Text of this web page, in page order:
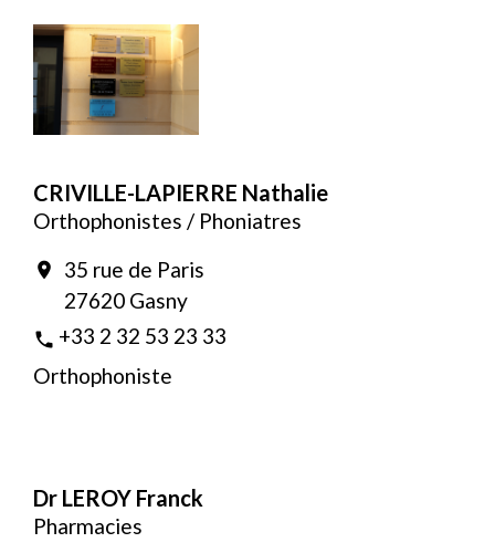
CRIVILLE-LAPIERRE Nathalie
Orthophonistes / Phoniatres
location_on
35 rue de Paris
27620 Gasny
phone +33 2 32 53 23 33
Orthophoniste
Dr LEROY Franck
Pharmacies